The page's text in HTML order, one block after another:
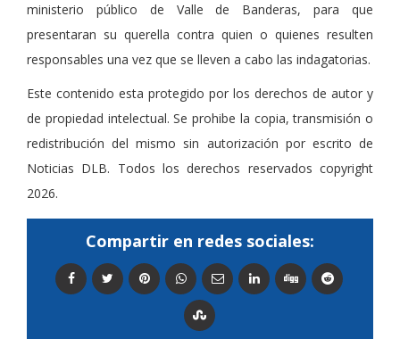
ministerio público de Valle de Banderas, para que
presentaran su querella contra quien o quienes resulten
responsables una vez que se lleven a cabo las indagatorias.
Este contenido esta protegido por los derechos de autor y
de propiedad intelectual. Se prohibe la copia, transmisión o
redistribución del mismo sin autorización por escrito de
Noticias DLB. Todos los derechos reservados copyright
2026.
Compartir en redes sociales: